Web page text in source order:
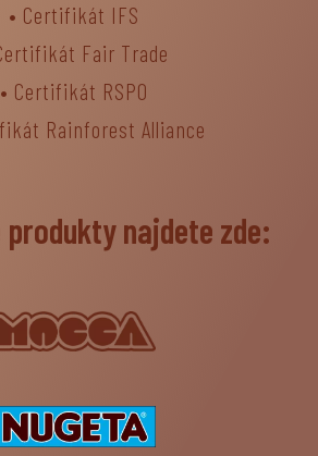
• Certifikát IFS
Fair Trade
• Certifikát RSPO
Rainforest Alliance
produkty najdete zde: